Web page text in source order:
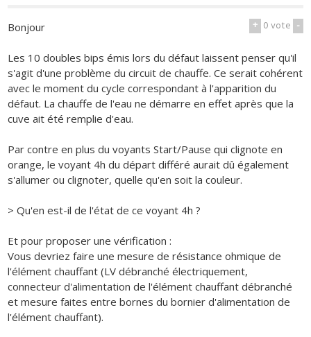
+ 0vote -
Bonjour
Les 10 doubles bips émis lors du défaut laissent penser qu'il
s'agit d'une problème du circuit de chauffe. Ce serait cohérent
avec le moment du cycle correspondant à l'apparition du
défaut. La chauffe de l'eau ne démarre en effet après que la
cuve ait été remplie d'eau.
Par contre en plus du voyants Start/Pause qui clignote en
orange, le voyant 4h du départ différé aurait dû également
s'allumer ou clignoter, quelle qu'en soit la couleur.
> Qu'en est-il de l'état de ce voyant 4h ?
Et pour proposer une vérification :
Vous devriez faire une mesure de résistance ohmique de
l'élément chauffant (LV débranché électriquement,
connecteur d'alimentation de l'élément chauffant débranché
et mesure faites entre bornes du bornier d'alimentation de
l'élément chauffant).